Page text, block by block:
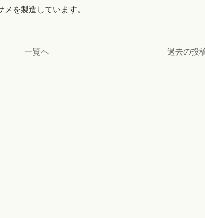
を製造しています。
過去の投
一覧へ